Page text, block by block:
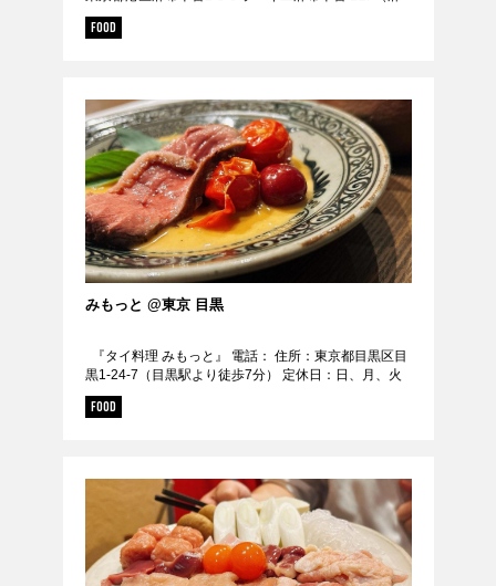
布十番７番出口より徒歩２分 / 麻布十番駅から155m）
定休日：日曜日、祝日...
FOOD
みもっと @東京 目黒
『タイ料理 みもっと』 電話： 住所：東京都目黒区目
黒1-24-7（目黒駅より徒歩7分） 定休日：日、月、火
URL：https://tabelog.com/tokyo/A1316/A13...
FOOD